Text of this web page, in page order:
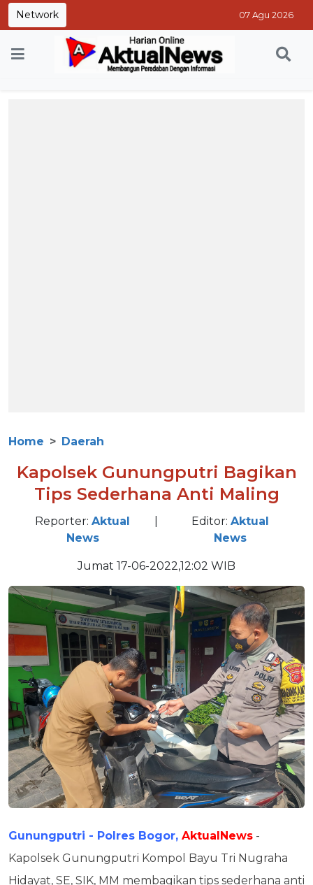
Network 07 Agu 2026
Home Daerah
Kapolsek Gunungputri Bagikan
Tips Sederhana Anti Maling
Reporter: Aktual
News
Editor:Aktual
News
Jumat 17-06-2022,12:02 WIB
Gunungputri - Polres Bogor, AktualNews -
Kapolsek Gunungputri Kompol Bayu Tri Nugraha
Hidayat, SE, SIK, MM membagikan tips sederhana anti